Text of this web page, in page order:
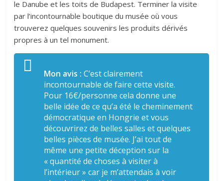
le Danube et les toits de Budapest. Terminer la visite
par l’incontournable boutique du musée où vous
trouverez quelques souvenirs les produits dérivés
propres à un tel monument.
Mon avis : C’est clairement
incontournable de faire cette visite.
Pour 16€/personne cela donne une
belle idée de ce qu’a été le cheminement
démocratique en Hongrie et vous
découvrirez de belles salles et quelques
belles pièces de musée. J’ai tout de
même une petite déception sur la
« quantité de choses à visiter à
l’intérieur » car je m’attendais à voir